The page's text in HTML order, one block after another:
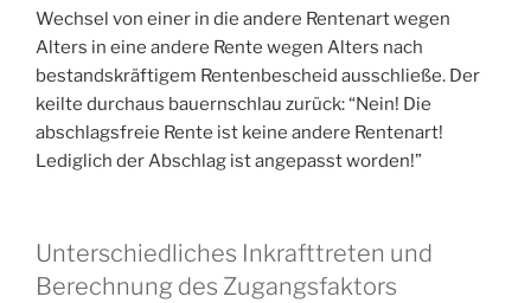
Wechsel von einer in die andere Rentenart wegen
Alters in eine andere Rente wegen Alters nach
bestandskräftigem Rentenbescheid ausschließe. Der
keilte durchaus bauernschlau zurück: “Nein! Die
abschlagsfreie Rente ist keine andere Rentenart!
Lediglich der Abschlag ist angepasst worden!”
Unterschiedliches Inkrafttreten und
Berechnung des Zugangsfaktors